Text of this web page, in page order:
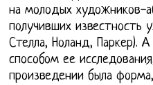
на молодых художников-
получивших известность
Стелла, Ноланд, Паркер).
способом ее
произведении была